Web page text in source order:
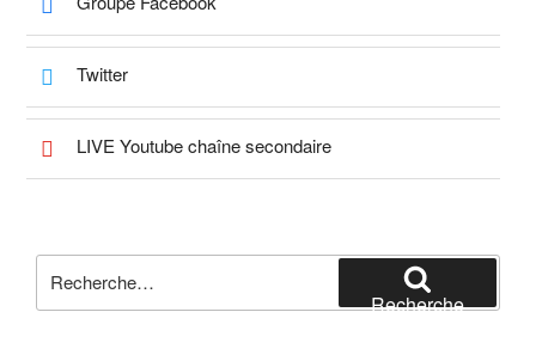
Twitter
LIVE Youtube chaîne secondaire
pour
Recherche